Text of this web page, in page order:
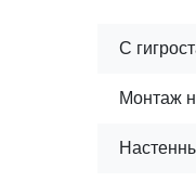
С
Монтаж